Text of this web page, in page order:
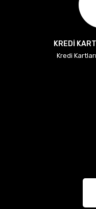
KREDİ
Kredi